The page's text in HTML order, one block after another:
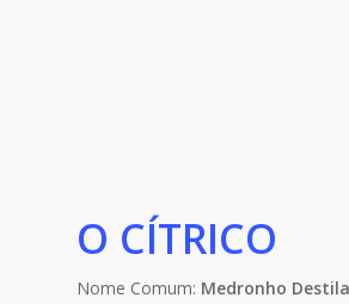
O CÍTRICO
Nome Comum: Medronho